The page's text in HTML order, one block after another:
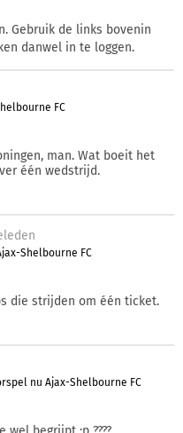
Gebruik de links bovenin
danwel in te loggen.
FC
man. Wat boeit het
één wedstrijd.
Shelbourne FC
die strijden om één ticket.
nu Ajax-Shelbourne FC